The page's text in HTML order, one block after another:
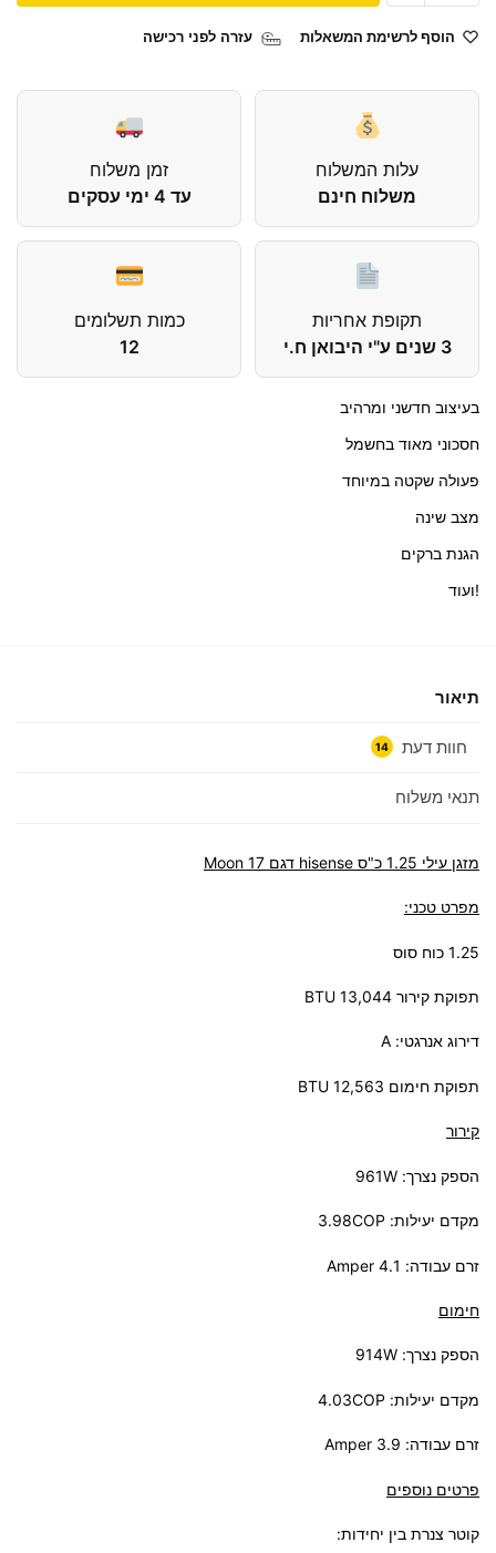
הוסף לרשימת המשאלות עזרה לפני רכישה
עלות המשלוח
משלוח חינם
זמן משלוח
עד 4 ימי עסקים
תקופת אחריות
3 שנים ע"י היבואן ח.י
כמות תשלומים
12
בעיצוב חדשני ומרהיב
חסכוני מאוד בחשמל
פעולה שקטה במיוחד
מצב שינה
הגנת ברקים
!ועוד
תיאור
חוות דעת 14
תנאי משלוח
מזגן עילי 1.25 כ"ס hisense דגם Moon 17
מפרט טכני:
1.25 כוח סוס
תפוקת קירור BTU 13,044
דירוג אנרגטי: A
תפוקת חימום BTU 12,563
קירור
הספק נצרך: 961W
מקדם יעילות: 3.98COP
זרם עבודה: 4.1 Amper
חימום
הספק נצרך: 914W
מקדם יעילות: 4.03COP
זרם עבודה: 3.9 Amper
פרטים נוספים
קוטר צנרת בין יחידות: